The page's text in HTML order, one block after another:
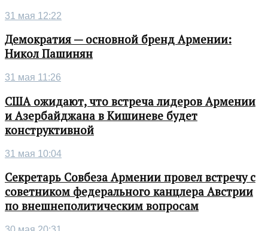
31 мая 12:22
Демократия — основной бренд Армении:
Никол Пашинян
31 мая 11:26
США ожидают, что встреча лидеров Армении
и Азербайджана в Кишиневе будет
конструктивной
31 мая 10:04
Секретарь Совбеза Армении провел встречу с
советником федерального канцлера Австрии
по внешнеполитическим вопросам